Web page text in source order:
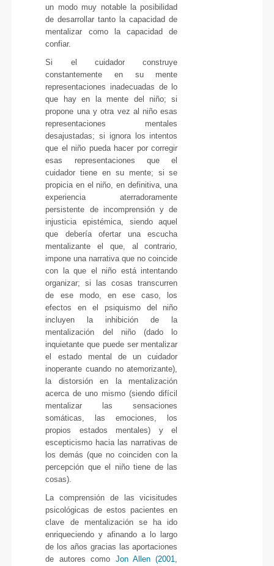
un modo muy notable la posibilidad
de desarrollar tanto la capacidad de
mentalizar como la capacidad de
confiar.
Si el cuidador construye
constantemente en su mente
representaciones inadecuadas de lo
que hay en la mente del niño; si
propone una y otra vez al niño esas
representaciones mentales
desajustadas; si ignora los intentos
que el niño pueda hacer por corregir
esas representaciones que el
cuidador tiene en su mente; si se
propicia en el niño, en definitiva, una
experiencia aterradoramente
persistente de incomprensión y de
injusticia epistémica, siendo aquel
que debería ofertar una escucha
mentalizante el que, al contrario,
impone una narrativa que no coincide
con la que el niño está intentando
organizar; si las cosas transcurren
de ese modo, en ese caso, los
efectos en el psiquismo del niño
incluyen la inhibición de la
mentalización del niño (dado lo
inquietante que puede ser mentalizar
el estado mental de un cuidador
inoperante cuando no atemorizante),
la distorsión en la mentalización
acerca de uno mismo (siendo difícil
mentalizar las sensaciones
somáticas, las emociones, los
propios estados mentales) y el
escepticismo hacia las narrativas de
los demás (que no coinciden con la
percepción que el niño tiene de las
cosas).
La comprensión de las vicisitudes
psicológicas de estos pacientes en
clave de mentalización se ha ido
enriqueciendo y afinando a lo largo
de los años gracias las aportaciones
de autores como Jon Allen (2001,